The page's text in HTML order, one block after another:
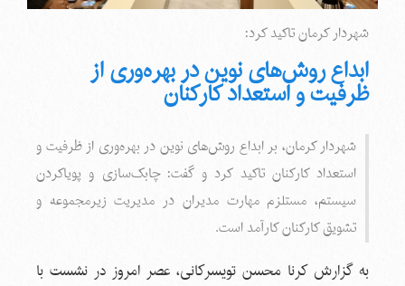
شهردار کرمان تاکید کرد:
ابداع روش‌های نوین در بهره‌وری از
ظرفیت و استعداد کارکنان
شهردار کرمان، بر ابداع روش‌های نوین در بهره‌وری از ظرفیت و
استعداد کارکنان تاکید کرد و گفت: چابک‌سازی و پویا‌کردن
سیستم، مستلزم مهارت مدیران در مدیریت زیرمجموعه و
تشویق کارکنان کارآمد است.
به گزارش کرنا محسن تویسرکانی، عصر امروز در نشست با